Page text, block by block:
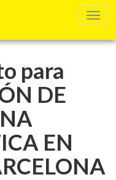
para
DE
EN